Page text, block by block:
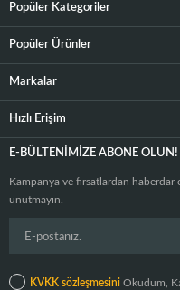
Popüler Kategoriler
Popüler Ürünler
Markalar
Hızlı Erişim
E-BÜLTENIMIZE ABONE OLUN!
Kampanya ve fırsatlardan
unutmayın.
KVKK sözleşmesini Okudum,